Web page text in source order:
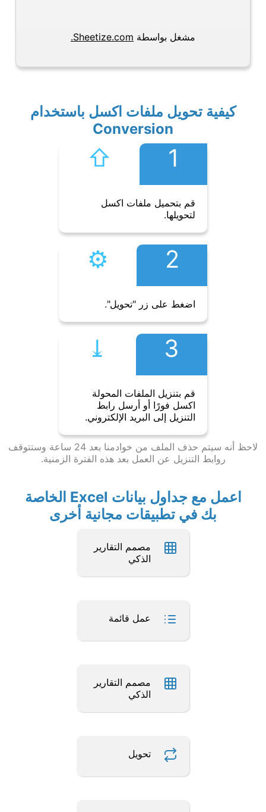
مشغل بواسطة Sheetize.com.
كيفية تحويل ملفات اكسل باستخدام
Conversion
1
⇧︎
قم بتحميل ملفات اكسل
لتحويلها.
2
⚙︎
اضغط على زر "تحويل".
3
⤓︎
قم بتنزيل الملفات المحولة
اكسل فورًا أو أرسل رابط
التنزيل إلى البريد الإلكتروني.
لاحظ أنه سيتم حذف الملف من خوادمنا بعد 24 ساعة وستتوقف
روابط التنزيل عن العمل بعد هذه الفترة الزمنية.
اعمل مع جداول بيانات Excel الخاصة
بك في تطبيقات مجانية أخرى
مصمم التقارير
الذكي
عمل قائمة
مصمم التقارير
الذكي
تحويل